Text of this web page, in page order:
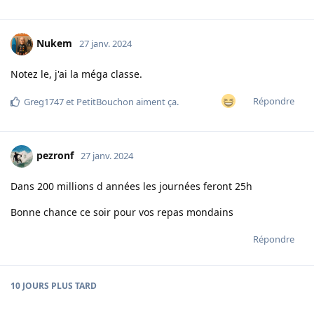
Nukem 27 janv. 2024
Notez le, j'ai la méga classe.
Répondre
Greg1747et PetitBouchon aiment ça.
pezronf 27 janv. 2024
Dans 200 millions d années les journées feront 25h
Bonne chance ce soir pour vos repas mondains
Répondre
10 JOURS PLUS TARD